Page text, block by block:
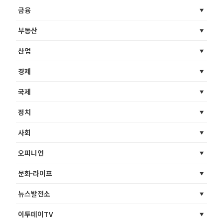
금융
부동산
산업
경제
국제
정치
사회
오피니언
문화·라이프
뉴스발전소
이투데이TV